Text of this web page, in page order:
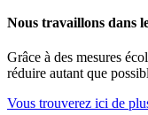
Nous travaillons dans
Grâce à des mesures
réduire autant que
Vous trouverez ici de